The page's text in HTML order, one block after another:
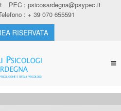
PEC : psicosardegna@psypec.it
: + 39 070 655591
RISERVATA